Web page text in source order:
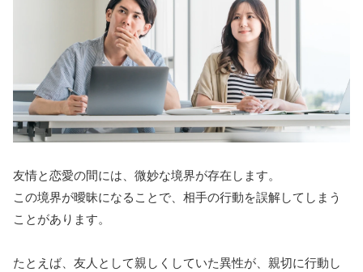
友情と恋愛の間には、微妙な境界が存在します。
この境界が曖昧になることで、相手の行動を誤解してしまう
ことがあります。
たとえば、友人として親しくしていた異性が、親切に行動し